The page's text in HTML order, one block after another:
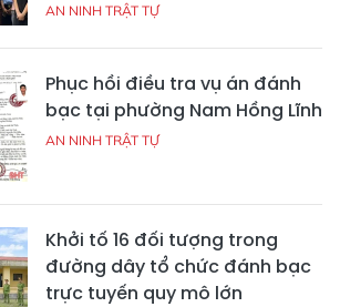
AN NINH TRẬT TỰ
Phục hồi điều tra vụ án đánh
bạc tại phường Nam Hồng Lĩnh
AN NINH TRẬT TỰ
Khởi tố 16 đối tượng trong
đường dây tổ chức đánh bạc
trực tuyến quy mô lớn